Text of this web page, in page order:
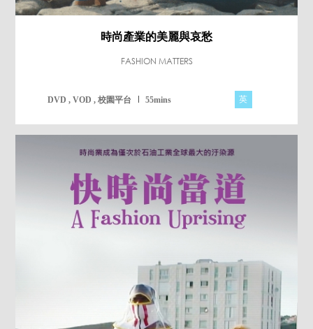
時尚產業的美麗與哀愁
FASHION MATTERS
DVD , VOD , 校園平台 55mins 英